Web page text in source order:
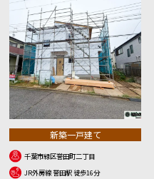
新築一戸建て
千葉市緑区誉田町二丁目
JR外房線 誉田駅 徒歩16分